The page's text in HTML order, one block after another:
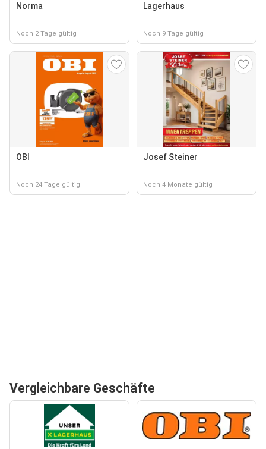
Norma
Noch 2 Tage gültig
Lagerhaus
Noch 9 Tage gültig
OBI
Noch 24 Tage gültig
Josef Steiner
Noch 4 Monate gültig
Vergleichbare Geschäfte